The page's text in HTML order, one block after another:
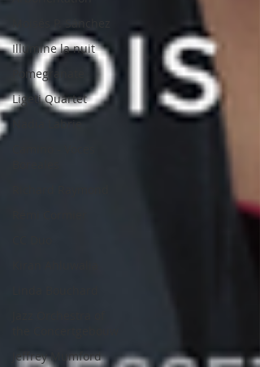
Illumine la nuit
Pomegranate
Ligeti Quartet
Nadia Labrie
Jeffrey Mumford